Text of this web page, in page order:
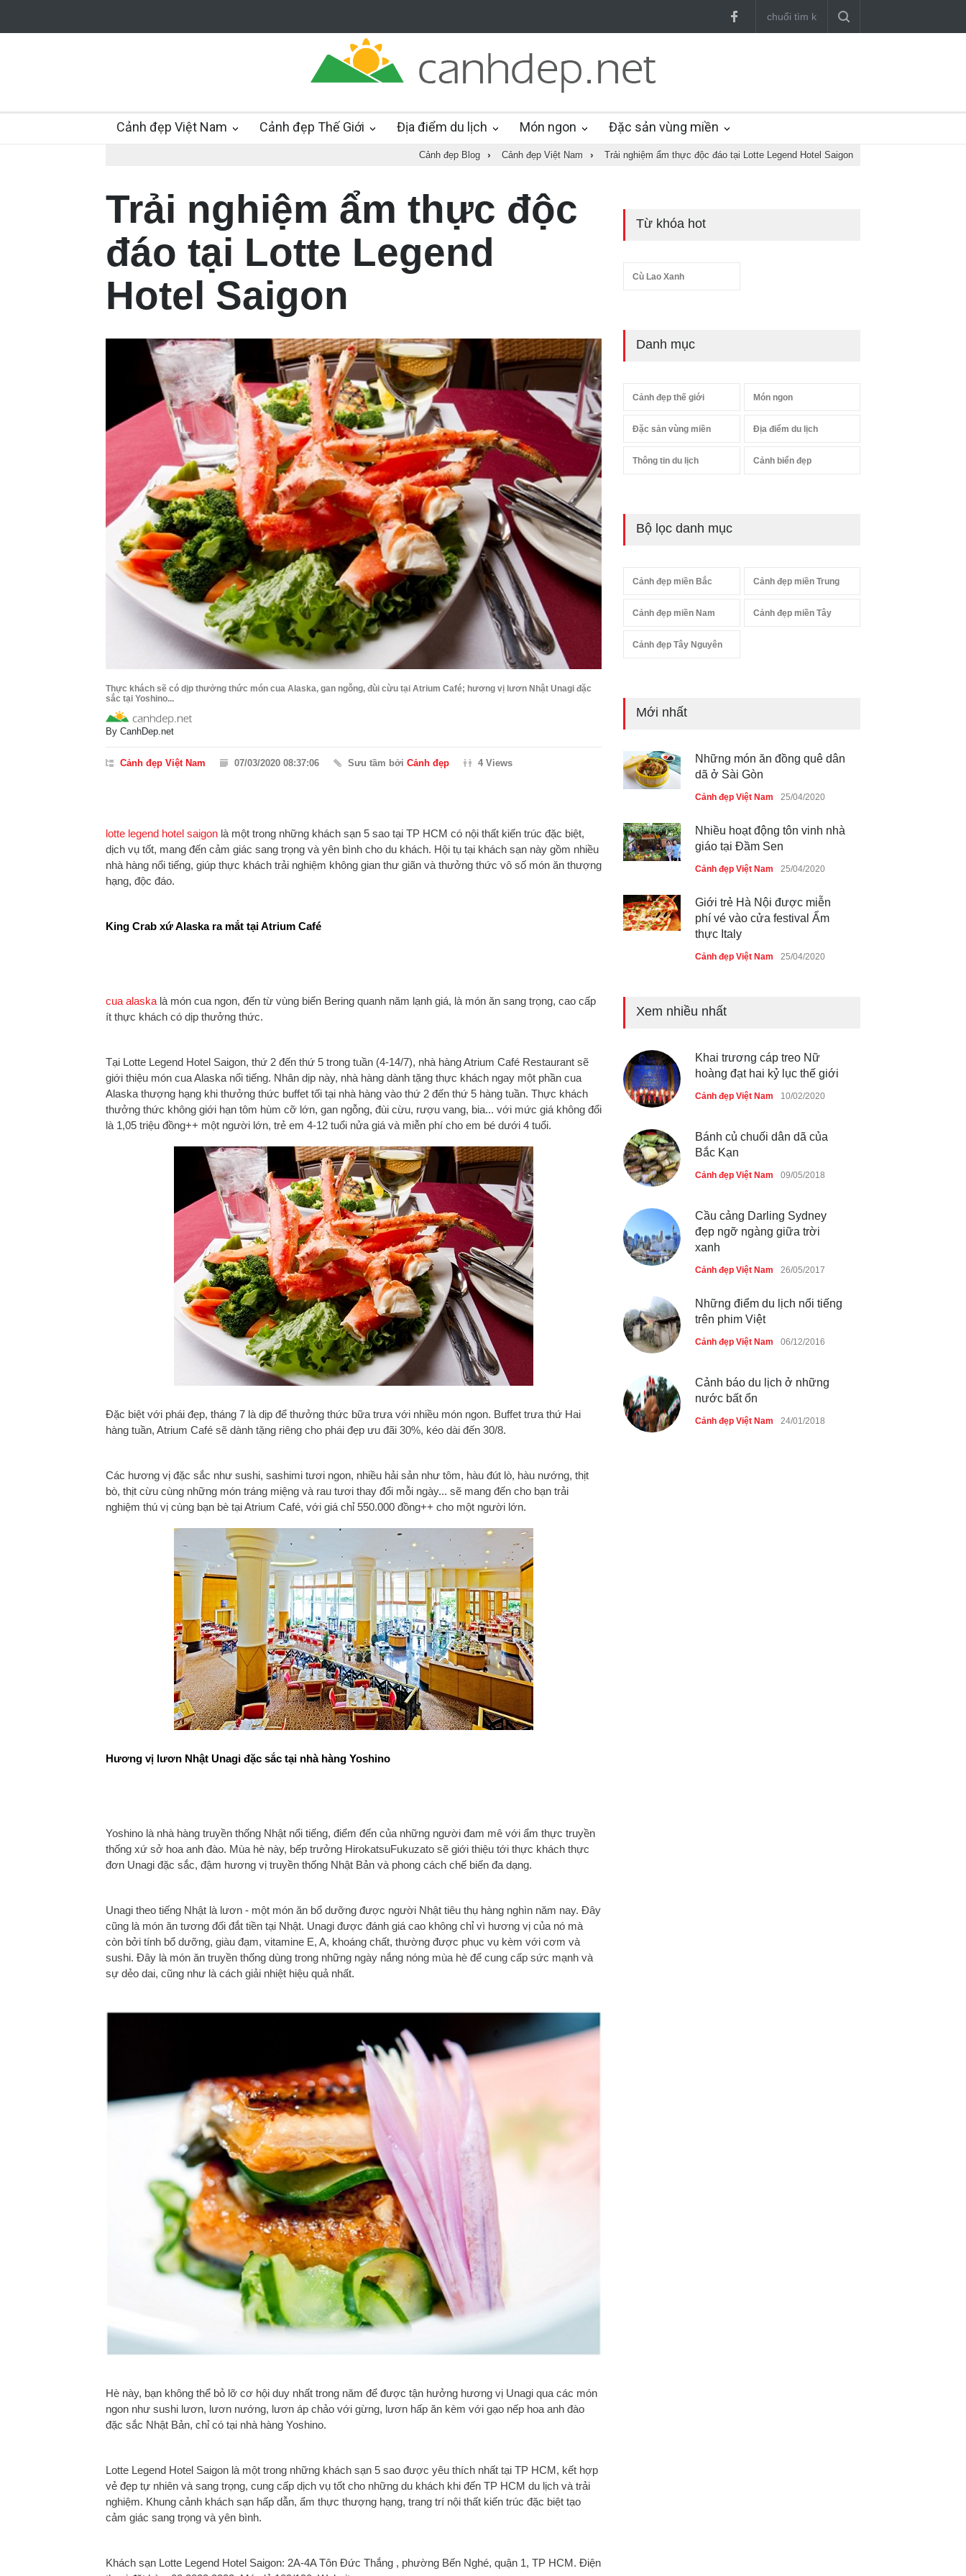
Cảnh đẹp Việt Nam Cảnh đẹp Thế Giới Địa điểm du lịch Món ngon Đặc sản vùng miền
Cảnh đẹp Blog › Cảnh đẹp Việt Nam › Trải nghiệm ẩm thực độc đáo tại Lotte Legend Hotel Saigon
Trải nghiệm ẩm thực độc
đáo tại Lotte Legend
Hotel Saigon
Thực khách sẽ có dịp thưởng thức món cua Alaska, gan ngỗng, đùi cừu tại Atrium Café; hương vị lươn Nhật Unagi đặc
sắc tại Yoshino...
By CanhDep.net
Cảnh đẹp Việt Nam 07/03/2020 08:37:06 Sưu tầm bởi Cảnh đẹp 4 Views
lotte legend hotel saigon là một trong những khách sạn 5 sao tại TP HCM có nội thất kiến trúc đặc biệt,
dịch vụ tốt, mang đến cảm giác sang trọng và yên bình cho du khách. Hội tụ tại khách sạn này gồm nhiều
nhà hàng nổi tiếng, giúp thực khách trải nghiệm không gian thư giãn và thưởng thức vô số món ăn thượng
hạng, độc đáo.
King Crab xứ Alaska ra mắt tại Atrium Café
cua alaska là món cua ngon, đến từ vùng biển Bering quanh năm lạnh giá, là món ăn sang trọng, cao cấp
ít thực khách có dịp thưởng thức.
Tại Lotte Legend Hotel Saigon, thứ 2 đến thứ 5 trong tuần (4-14/7), nhà hàng Atrium Café Restaurant sẽ
giới thiệu món cua Alaska nổi tiếng. Nhân dịp này, nhà hàng dành tặng thực khách ngay một phần cua
Alaska thượng hạng khi thưởng thức buffet tối tại nhà hàng vào thứ 2 đến thứ 5 hàng tuần. Thực khách
thưởng thức không giới hạn tôm hùm cỡ lớn, gan ngỗng, đùi cừu, rượu vang, bia... với mức giá không đổi
là 1,05 triệu đồng++ một người lớn, trẻ em 4-12 tuổi nửa giá và miễn phí cho em bé dưới 4 tuổi.
Đặc biệt với phái đẹp, tháng 7 là dịp để thưởng thức bữa trưa với nhiều món ngon. Buffet trưa thứ Hai
hàng tuần, Atrium Café sẽ dành tặng riêng cho phái đẹp ưu đãi 30%, kéo dài đến 30/8.
Các hương vị đặc sắc như sushi, sashimi tươi ngon, nhiều hải sản như tôm, hàu đút lò, hàu nướng, thịt
bò, thịt cừu cùng những món tráng miệng và rau tươi thay đổi mỗi ngày... sẽ mang đến cho bạn trải
nghiệm thú vị cùng bạn bè tại Atrium Café, với giá chỉ 550.000 đồng++ cho một người lớn.
Hương vị lươn Nhật Unagi đặc sắc tại nhà hàng Yoshino
Yoshino là nhà hàng truyền thống Nhật nổi tiếng, điểm đến của những người đam mê với ẩm thực truyền
thống xứ sở hoa anh đào. Mùa hè này, bếp trưởng HirokatsuFukuzato sẽ giới thiệu tới thực khách thực
đơn Unagi đặc sắc, đậm hương vị truyền thống Nhật Bản và phong cách chế biến đa dạng.
Unagi theo tiếng Nhật là lươn - một món ăn bổ dưỡng được người Nhật tiêu thụ hàng nghìn năm nay. Đây
cũng là món ăn tương đối đắt tiền tại Nhật. Unagi được đánh giá cao không chỉ vì hương vị của nó mà
còn bởi tính bổ dưỡng, giàu đạm, vitamine E, A, khoáng chất, thường được phục vụ kèm với cơm và
sushi. Đây là món ăn truyền thống dùng trong những ngày nắng nóng mùa hè để cung cấp sức mạnh và
sự dẻo dai, cũng như là cách giải nhiệt hiệu quả nhất.
Hè này, bạn không thể bỏ lỡ cơ hội duy nhất trong năm để được tận hưởng hương vị Unagi qua các món
ngon như sushi lươn, lươn nướng, lươn áp chảo với gừng, lươn hấp ăn kèm với gạo nếp hoa anh đào
đặc sắc Nhật Bản, chỉ có tại nhà hàng Yoshino.
Lotte Legend Hotel Saigon là một trong những khách sạn 5 sao được yêu thích nhất tại TP HCM, kết hợp
vẻ đẹp tự nhiên và sang trọng, cung cấp dịch vụ tốt cho những du khách khi đến TP HCM du lịch và trải
nghiệm. Khung cảnh khách sạn hấp dẫn, ẩm thực thượng hạng, trang trí nội thất kiến trúc đặc biệt tạo
cảm giác sang trọng và yên bình.
Khách sạn Lotte Legend Hotel Saigon: 2A-4A Tôn Đức Thắng , phường Bến Nghé, quận 1, TP HCM. Điện
Từ khóa hot
Cù Lao Xanh
Danh mục
Cảnh đẹp thế giới Món ngon
Đặc sản vùng miền Địa điểm du lịch
Thông tin du lịch Cảnh biển đẹp
Bộ lọc danh mục
Cảnh đẹp miền Bắc Cảnh đẹp miền Trung
Cảnh đẹp miền Nam Cảnh đẹp miền Tây
Cảnh đẹp Tây Nguyên
Mới nhất
Những món ăn đồng quê dân
dã ở Sài Gòn
Cảnh đẹp Việt Nam 25/04/2020
Nhiều hoạt động tôn vinh nhà
giáo tại Đầm Sen
Cảnh đẹp Việt Nam 25/04/2020
Giới trẻ Hà Nội được miễn
phí vé vào cửa festival Ẩm
thực Italy
Cảnh đẹp Việt Nam 25/04/2020
bờ hồ Hà Nội
Bán đảo Sơn Trà sẽ là khu
du lịch quốc gia
Cảnh đẹp Việt Nam 24/04/2020
Xem nhiều nhất
Khai trương cáp treo Nữ
hoàng đạt hai kỷ lục thế giới
Cảnh đẹp Việt Nam 10/02/2020
Bánh củ chuối dân dã của
Bắc Kạn
Cảnh đẹp Việt Nam 09/05/2018
Cầu cảng Darling Sydney
đẹp ngỡ ngàng giữa trời
xanh
Cảnh đẹp Việt Nam 26/05/2017
Những điểm du lịch nổi tiếng
trên phim Việt
Cảnh đẹp Việt Nam 06/12/2016
Cảnh báo du lịch ở những
nước bất ổn
Cảnh đẹp Việt Nam 24/01/2018